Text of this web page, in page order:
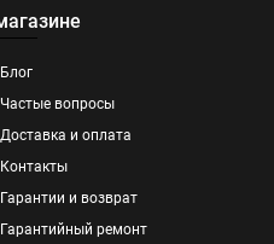
Блог
Частые вопросы
Доставка и оплата
Контакты
Гарантии и возврат
Гарантийный ремонт